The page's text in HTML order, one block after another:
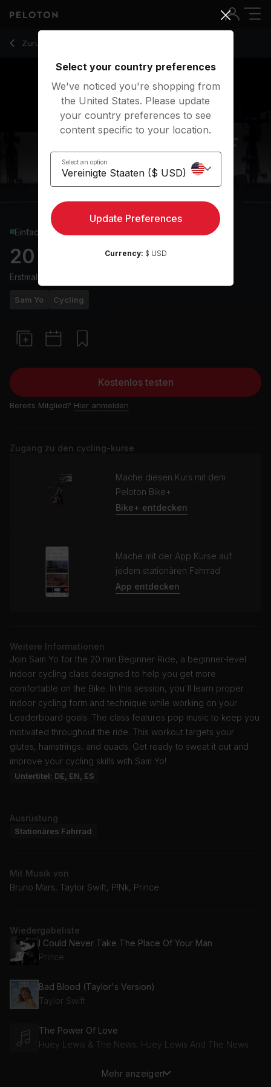
Zurück zu Cycling-Kurse
Zurück
Einfach
20 min Beginner Ride
Erstmals ausgestrahlt am
Sam Yo Cycling
Kostenlos testen
Bereits Mitglied? Hier anmelden
Zugang zu den cycling-kurse
Mache diesen Kurs mit dem
Peloton Bike+
Bike+ entdecken
Mache mit der App Kurse auf
jedem stationären Fahrrad
App entdecken
Weitere Informationen
Join Sam Yo for the 20 min Beginner Ride, a beginner-level
indoor cycling class designed to help you get more
comfortable on the Bike. In this session, you'll learn proper
indoor cycling form and technique while working on your
Leaderboard goals. The class features pop music to keep you
motivated throughout the ride. This workout targets your
glutes, hamstrings, and quads. Get ready to sweat it out and
improve your cycling skills with Sam Yo!
Untertitel: DE, EN, ES
Ausrüstung
Stationäres Fahrrad
Mit Musik von
Bruno Mars, Taylor Swift, P!Nk, Prince
Wiedergabeliste
I Could Never Take The Place Of Your Man
Prince
Bad Blood (Taylor's Version)
Taylor Swift
The Power Of Love
Huey Lewis & The News, Huey Lewis And The News
River Deep - Mountain High
Mehr anzeigen
20 Min Beginner Ride with Intervals & Climbs - Sam Yo
Select your country preferences
We've noticed you're shopping from
the United States. Please update
your country preferences to see
content specific to your location.
Select an option
Update Preferences
Currency: $ USD